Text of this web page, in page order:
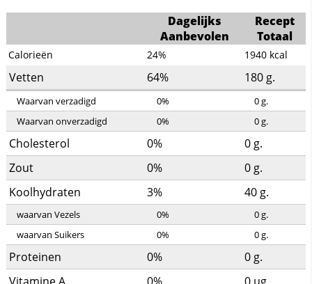
Dagelijks
Aanbevolen
Recept
Totaal
Calorieën 24% 1940 kcal
Vetten 64% 180 g.
Waarvan verzadigd 0% 0g.
Waarvan onverzadigd
0% 0g.
Cholesterol 0% 0 g.
Zout
0% 0 g.
Koolhydraten
3% 40 g.
waarvan Vezels 0% 0g.
waarvan Suikers
0% 0g.
Proteinen 0% 0 g.